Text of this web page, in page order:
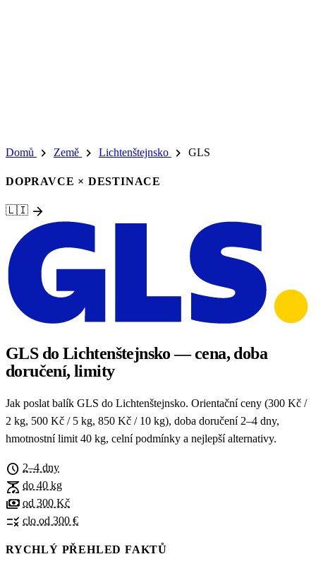
Domů chevron_right Země chevron_right Lichtenštejnsko chevron_right GLS
DOPRAVCE × DESTINACE
🇱🇮 arrow_forward
GLS do Lichtenštejnsko — cena, doba
doručení, limity
Jak poslat balík GLS do Lichtenštejnsko. Orientační ceny (300 Kč /
2 kg, 500 Kč / 5 kg, 850 Kč / 10 kg), doba doručení 2–4 dny,
hmotnostní limit 40 kg, celní podmínky a nejlepší alternativy.
schedule 2–4 dny
scale do 40 kg
payments od 300 Kč
rule clo od 300 €
RYCHLÝ PŘEHLED FAKTŮ